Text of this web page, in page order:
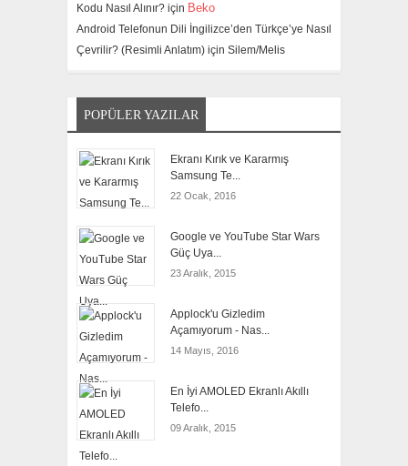
Kodu Nasıl Alınır? için Beko
Android Telefonun Dili İngilizce’den Türkçe’ye Nasıl
Çevrilir? (Resimli Anlatım) için Silem/Melis
POPÜLER YAZILAR
Ekranı Kırık ve Kararmış
Samsung Te...
22 Ocak, 2016
Google ve YouTube Star Wars
Güç Uya...
23 Aralık, 2015
Applock'u Gizledim
Açamıyorum - Nas...
14 Mayıs, 2016
En İyi AMOLED Ekranlı Akıllı
Telefo...
09 Aralık, 2015